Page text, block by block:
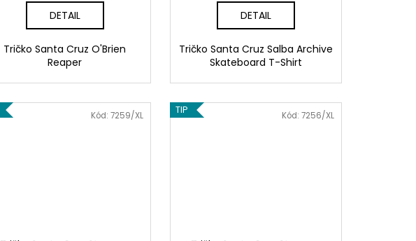
DETAIL
Tričko Santa Cruz O'Brien
Reaper
DETAIL
Tričko Santa Cruz Salba Archive
Skateboard T-Shirt
Kód: 7259/XL TIP Kód: 7256/XL